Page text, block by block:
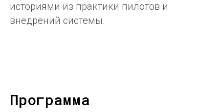
историями из практики пилотов и
внедрений системы.
Программа